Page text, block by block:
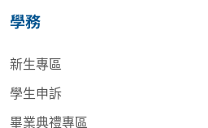
學務
新生專區
學生申訴
畢業典禮專區